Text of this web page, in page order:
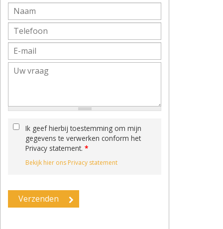
Ik geef hierbij toestemming om mijn
gegevens te verwerken conform het
Privacy statement. *
Bekijk hier ons Privacy statement